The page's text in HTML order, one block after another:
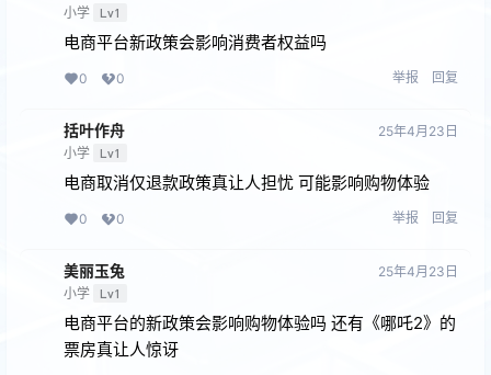
小学 Lv1
电商平台新政策会影响消费者权益吗
0 0 举报 回复
括叶作舟
小学 Lv1
25年4月23日
电商取消仅退款政策真让人担忧 可能影响购物体验
0 0 举报 回复
美丽玉兔
小学 Lv1
25年4月23日
电商平台的新政策会影响购物体验吗 还有《哪吒2》的
票房真让人惊讶